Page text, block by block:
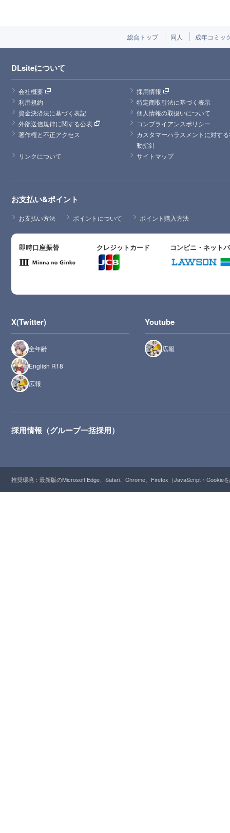
総合トップ 同人 成年コミッ
DLsiteについて
会社概要
採用情報
利用規約
特定商取引法に基づく表示
資金決済法に基づく表記
個人情報の取扱いについて
外部送信規律に関する公表
コンプライアンスポリシー
著作権と不正アクセス
カスタマーハラスメントに対す
動指針
リンクについて
サイトマップ
お支払い&ポイント
お支払い方法 ポイントについて ポイント購入方法
即時口座振替 クレジットカード コンビニ・ネット
X(Twitter)
全年齢
English R18
広報
Youtube
広報
採用情報（グループ一括採用）
推奨環境：最新版のMicrosoft Edge、Safari、Chrome、Firefox（JavaScript・Cookie